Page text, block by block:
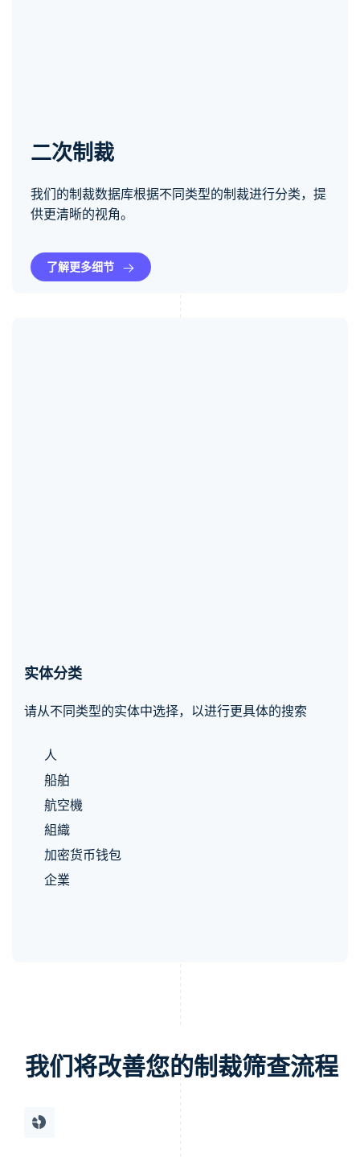
二次制裁
我们的制裁数据库根据不同类型的制裁进行分类，提
供更清晰的视角。
了解更多细节
实体分类
请从不同类型的实体中选择，以进行更具体的搜索
人
船舶
航空機
組織
加密货币钱包
企業
我们将改善您的制裁筛查流程